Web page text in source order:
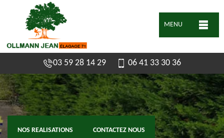
MENU
03 59 28 14 29 06 41 33 30 36
NOS REALISATIONS CONTACTEZ NOUS